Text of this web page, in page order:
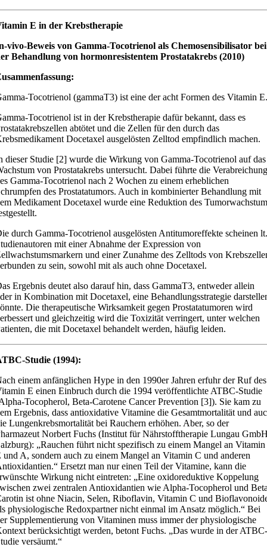
E in der Krebstherapie
vivo-Beweis von Gamma-Tocotrienol als Chemosensibilisator bei
Behandlung von hormonresistentem Prostatakrebs (2010)
Tocotrienol (gammaT3) ist eine der acht Formen des Vitamin E.
Tocotrienol ist in der Krebstherapie dafür bekannt, dass es
abtötet und die Zellen für den durch das
Docetaxel ausgelösten Zelltod empfindlich machen.
dieser Studie [2] wurde die Wirkung von Gamma-Tocotrienol auf das
von Prostatakrebs untersucht. Dabei führte die Verabreichung
Gamma-Tocotrienol nach 2 Wochen zu einem erheblichen
des Prostatatumors. Auch in kombinierter Behandlung mit
Medikament Docetaxel wurde eine Reduktion des
durch Gamma-Tocotrienol ausgelösten Antitumoreffekte scheinen lt.
mit einer Abnahme der Expression von
und einer Zunahme des Zelltods von
zu sein, sowohl mit als auch ohne Docetaxel.
Ergebnis deutet also darauf hin, dass GammaT3, entweder allein
in Kombination mit Docetaxel, eine Behandlungsstrategie
Die therapeutische Wirksamkeit gegen Prostatatumoren wird
und gleichzeitig wird die Toxizität verringert, unter welchen
die mit Docetaxel behandelt werden, häufig leiden.
Studie (1994):
einem anfänglichen Hype in den 1990er Jahren erfuhr der Ruf des
E einen Einbruch durch die 1994 veröffentlichte ATBC-Studie
Tocopherol, Beta-Carotene Cancer Prevention [3]). Sie kam zu
Ergebnis, dass antioxidative Vitamine die Gesamtmortalität und
Lungenkrebsmortalität bei Rauchern erhöhen. Aber, so der
Norbert Fuchs (Institut für Nährstofftherapie Lungau
„Rauchen führt nicht spezifisch zu einem Mangel an Vitamin
und A, sondern auch zu einem Mangel an Vitamin C und anderen
Ersetzt man nur einen Teil der Vitamine, kann die
Wirkung nicht eintreten: „Eine oxidoreduktive Koppelung
zwei zentralen Antioxidantien wie Alpha-Tocopherol und
ist ohne Niacin, Selen, Riboflavin, Vitamin C und
physiologische Redoxpartner nicht einmal im Ansatz möglich.“ Bei
Supplementierung von Vitaminen muss immer der physiologische
berücksichtigt werden, betont Fuchs. „Das wurde in der ATBC-
versäumt.“